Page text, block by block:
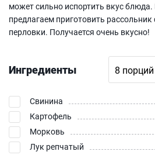
может сильно испортить вкус
предлагаем приготовить
перловки. Получается очень вкусно!
Ингредиенты
Свинина
Картофель
Морковь
Лук репчатый